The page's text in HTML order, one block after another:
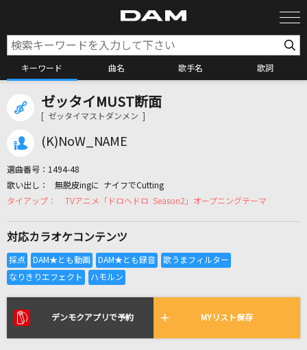
キーワード 曲名 歌手名 歌詞
カラオケ検索
カラオケリクエスト
リアルタイムで歌われている曲の一覧
ワールドエンドガールフレンド
ゼッタイMUST断面
[ ゼッタイマストダンメン ]
(K)NoW_NAME
選曲番号： 1494-48
無脱皮ingに ナイフでCutting
TVアニメ「ドロヘドロ Season2」オープニングテーマ
対応カラオケコンテンツ
デンモクアプリで予約 MYリスト保存